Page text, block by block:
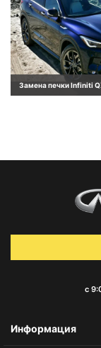
Замена печки Infiniti
с
Информация